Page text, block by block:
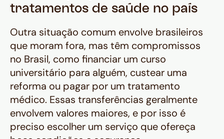
tratamentos de saúde no país
Outra situação comum envolve brasileiros
que moram fora, mas têm compromissos
no Brasil, como financiar um curso
universitário para alguém, custear uma
reforma ou pagar por um tratamento
médico. Essas transferências geralmente
envolvem valores maiores, e por isso é
preciso escolher um serviço que ofereça